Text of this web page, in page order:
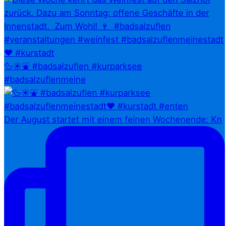
🦆☀️⛲ #badsalzuflen #kurparksee
#badsalzuflenmeine
Der August startet mit einem feinen Wochenende: Kn